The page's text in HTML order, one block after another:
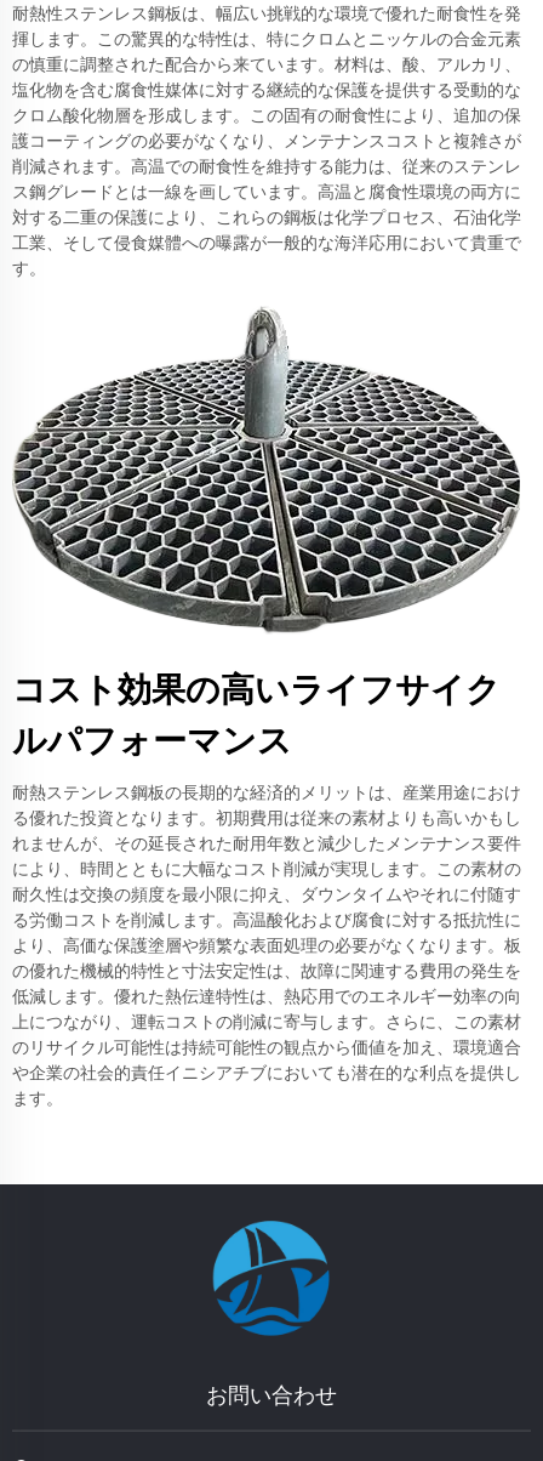
耐熱性ステンレス鋼板は、幅広い挑戦的な環境で優れた耐食性を発
揮します。この驚異的な特性は、特にクロムとニッケルの合金元素
の慎重に調整された配合から来ています。材料は、酸、アルカリ、
塩化物を含む腐食性媒体に対する継続的な保護を提供する受動的な
クロム酸化物層を形成します。この固有の耐食性により、追加の保
護コーティングの必要がなくなり、メンテナンスコストと複雑さが
削減されます。高温での耐食性を維持する能力は、従来のステンレ
ス鋼グレードとは一線を画しています。高温と腐食性環境の両方に
対する二重の保護により、これらの鋼板は化学プロセス、石油化学
工業、そして侵食媒體への曝露が一般的な海洋応用において貴重で
す。
コスト効果の高いライフサイク
ルパフォーマンス
耐熱ステンレス鋼板の長期的な経済的メリットは、産業用途におけ
る優れた投資となります。初期費用は従来の素材よりも高いかもし
れませんが、その延長された耐用年数と減少したメンテナンス要件
により、時間とともに大幅なコスト削減が実現します。この素材の
耐久性は交換の頻度を最小限に抑え、ダウンタイムやそれに付随す
る労働コストを削減します。高温酸化および腐食に対する抵抗性に
より、高価な保護塗層や頻繁な表面処理の必要がなくなります。板
の優れた機械的特性と寸法安定性は、故障に関連する費用の発生を
低減します。優れた熱伝達特性は、熱応用でのエネルギー効率の向
上につながり、運転コストの削減に寄与します。さらに、この素材
のリサイクル可能性は持続可能性の観点から価値を加え、環境適合
や企業の社会的責任イニシアチブにおいても潜在的な利点を提供し
ます。
お問い合わせ